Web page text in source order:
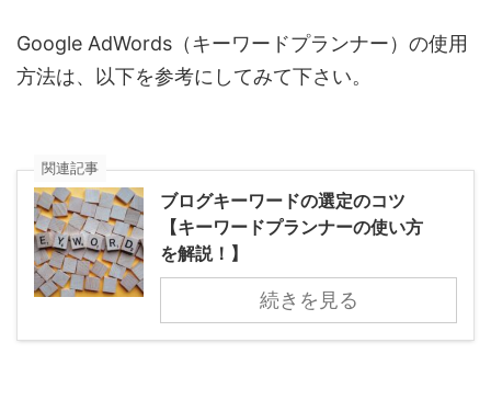
Google AdWords（キーワードプランナー）の使用
方法は、以下を参考にしてみて下さい。
関連記事
ブログキーワードの選定のコツ
【キーワードプランナーの使い方
を解説！】
続きを見る